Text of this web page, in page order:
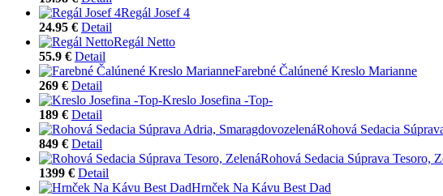
Regál Josef 4
24.95 € Detail
Regál Netto
55.9 € Detail
Farebné Čalúnené Kreslo Marianne
269 € Detail
Kreslo Josefina -Top-
189 € Detail
Rohová Sedacia
849 € Detail
Rohová Sedacia Súprava Tesoro,
1399 € Detail
Hrnček Na Kávu Best Dad